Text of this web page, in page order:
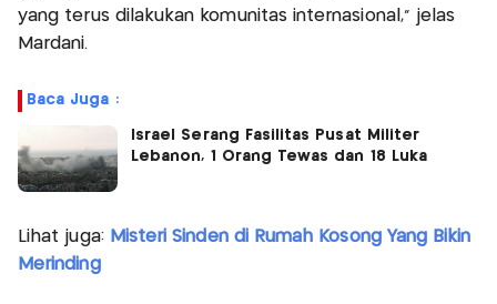
yang terus dilakukan komunitas internasional," jelas
Mardani.
Baca Juga :
Israel Serang Fasilitas Pusat Militer
Lebanon, 1 Orang Tewas dan 18 Luka
Lihat juga: Misteri Sinden di Rumah Kosong Yang Bikin
Merinding